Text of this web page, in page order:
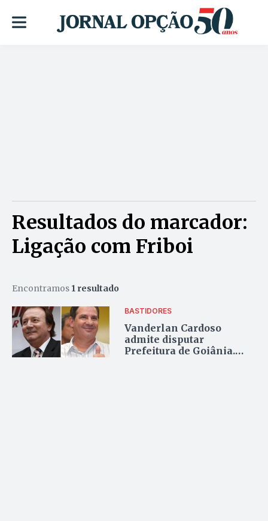
Resultados do marcador:
Ligação com Friboi
Encontramos 1 resultado
BASTIDORES
Vanderlan Cardoso
admite disputar
Prefeitura de Goiânia.